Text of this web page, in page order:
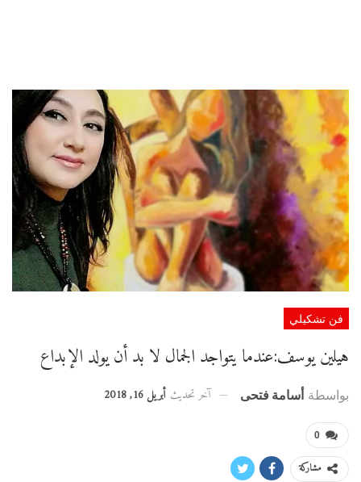
فن تشكيلي
هيلين يوسف:عندما يتواجد الجمال لا بد أن يولد الإبداع
بواسطة أسامة فتحى آخر تحديث أبريل 16, 2018
0
مشاركة